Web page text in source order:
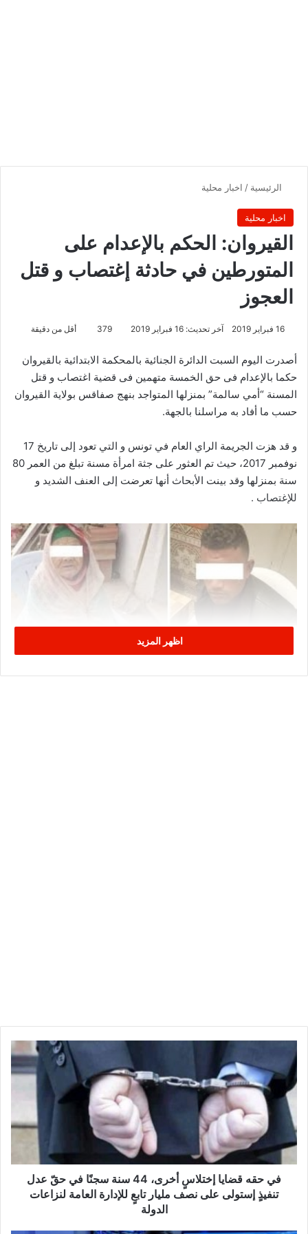
الرئيسية / اخبار محلية
اخبار محلية
القيروان: الحكم بالإعدام على
المتورطين في حادثة إغتصاب و قتل
العجوز
16 فبراير 2019 آخر تحديث: 16 فبراير 2019 379 أقل من دقيقة
أصدرت اليوم السبت الدائرة الجنائية بالمحكمة الابتدائية بالقيروان
حكما بالإعدام فى حق الخمسة متهمين فى قضية اغتصاب و قتل
المسنة “أمي سالمة” بمنزلها المتواجد بنهج صفاقس بولاية القيروان
حسب ما أفاد به مراسلنا بالجهة.
و قد هزت الجريمة الراي العام في تونس و التي تعود إلى تاريخ 17
نوفمبر 2017، حيث تم العثور على جثة امرأة مسنة تبلغ من العمر 80
سنة بمنزلها وقد بينت الأبحاث أنها تعرضت إلى العنف الشديد و
للإغتصاب .
اظهر المزيد
ي
ح
ق
ق
ض
ا
ي
في حقه قضايا إختلاسٍ أخرى، 44 سنة سجنًا في حقّ عدل
تنفيذٍ إستولى على نصف مليار تابعٍ للإدارة العامة لنزاعات
الدولة